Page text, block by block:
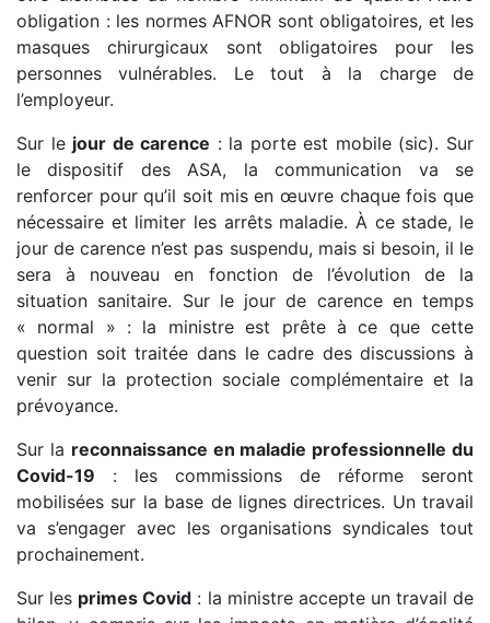
obligation : les normes AFNOR sont obligatoires, et les
masques chirurgicaux sont obligatoires pour les
personnes vulnérables. Le tout à la charge de
l’employeur.
Sur le jour de carence : la porte est mobile (sic). Sur
le dispositif des ASA, la communication va se
renforcer pour qu’il soit mis en œuvre chaque fois que
nécessaire et limiter les arrêts maladie. À ce stade, le
jour de carence n’est pas suspendu, mais si besoin, il le
sera à nouveau en fonction de l’évolution de la
situation sanitaire. Sur le jour de carence en temps
« normal » : la ministre est prête à ce que cette
question soit traitée dans le cadre des discussions à
venir sur la protection sociale complémentaire et la
prévoyance.
Sur la reconnaissance en maladie professionnelle du
Covid-19 : les commissions de réforme seront
mobilisées sur la base de lignes directrices. Un travail
va s’engager avec les organisations syndicales tout
prochainement.
Sur les primes Covid : la ministre accepte un travail de